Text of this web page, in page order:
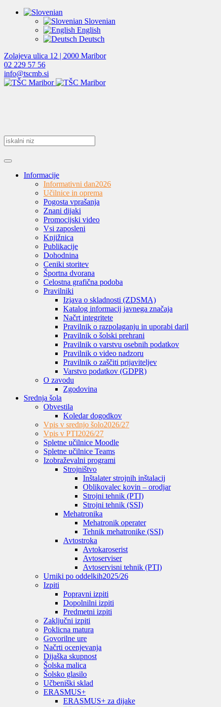
Slovenian
English
Deutsch
Zolajeva ulica 12 | 2000 Maribor
02 229 57 56
info@tscmb.si
Informacije
Informativni dan2026
Učilnice in oprema
Pogosta vprašanja
Znani dijaki
Promocijski video
Vsi zaposleni
Knjižnica
Publikacije
Dohodnina
Ceniki storitev
Športna dvorana
Celostna grafična podoba
Pravilniki
Izjava o skladnosti (ZDSMA)
Katalog informacij javnega značaja
Načrt integritete
Pravilnik o razpolaganju in uporabi daril
Pravilnik o šolski prehrani
Pravilnik o varstvu osebnih podatkov
Pravilnik o video nadzoru
Pravilnik o zaščiti prijaviteljev
Varstvo podatkov (GDPR)
O zavodu
Zgodovina
Srednja šola
Obvestila
Koledar dogodkov
Vpis v srednjo šolo2026/27
Vpis v PTI2026/27
Spletne učilnice Moodle
Spletne učilnice Teams
Izobraževalni programi
Strojništvo
Inštalater strojnih inštalacij
Oblikovalec kovin – orodjar
Strojni tehnik (PTI)
Strojni tehnik (SSI)
Mehatronika
Mehatronik operater
Tehnik mehatronike (SSI)
Avtostroka
Avtokaroserist
Avtoserviser
Avtoservisni tehnik (PTI)
Urniki po oddelkih2025/26
Izpiti
Popravni izpiti
Dopolnilni izpiti
Predmetni izpiti
Zaključni izpiti
Poklicna matura
Govorilne ure
Načrti ocenjevanja
Dijaška skupnost
Šolska malica
Šolsko glasilo
Učbeniški sklad
ERASMUS+
ERASMUS+ za dijake